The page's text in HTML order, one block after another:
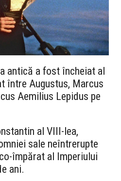
antică a fost încheiat al
între Augustus, Marcus
Aemilius Lepidus pe
al VIII-lea,
sale neîntrerupte
împărat al Imperiului
ani.